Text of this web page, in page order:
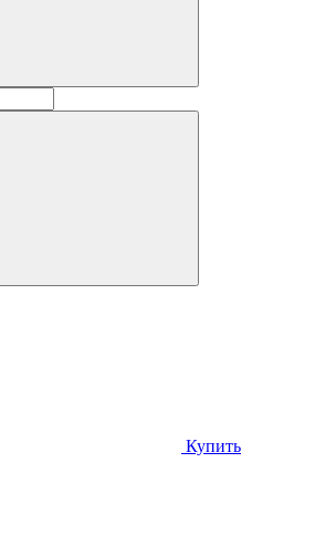
Купить